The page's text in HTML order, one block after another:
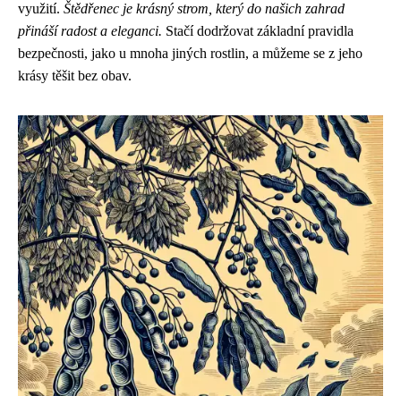
využití. Štědřenec je krásný strom, který do našich zahrad
přináší radost a eleganci. Stačí dodržovat základní pravidla
bezpečnosti, jako u mnoha jiných rostlin, a můžeme se z jeho
krásy těšit bez obav.